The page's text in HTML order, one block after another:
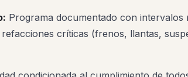
Programa documentado con intervalos
críticas (frenos, llantas,